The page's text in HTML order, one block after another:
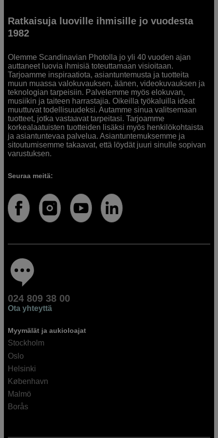
Ratkaisuja luoville ihmisille jo vuodesta
1982
Olemme Scandinavian Photolla jo yli 40 vuoden ajan
auttaneet luovia ihmisiä toteuttamaan visioitaan.
Tarjoamme inspiraatiota, asiantuntemusta ja tuotteita
muun muassa valokuvauksen, äänen, videokuvauksen ja
teknologian tarpeisiin. Palvelemme myös elokuvan,
musiikin ja taiteen harrastajia. Oikeilla työkaluilla ideat
muuttuvat todellisuudeksi. Autamme sinua valitsemaan
tuotteet, jotka vastaavat tarpeitasi. Tarjoamme
korkealaatuisten tuotteiden lisäksi myös henkilökohtaista
ja asiantuntevaa palvelua. Asiantuntemuksemme ja
sitoutumisemme takaavat, että löydät juuri sinulle sopivan
varustuksen.
Seuraa meitä:
024 809 38 00
Ota yhteyttä
Myymälät ja aukioloajat
Stockholm
Oslo
Helsinki
København
Malmö
Borås